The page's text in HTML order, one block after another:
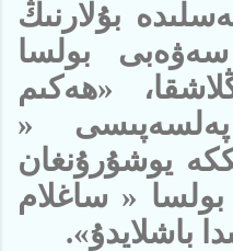
بۇلارنىڭ
بولسا
«ھەكىم
«
يوشۇرۇنغان
« ساغلام
باشلايدۇ».